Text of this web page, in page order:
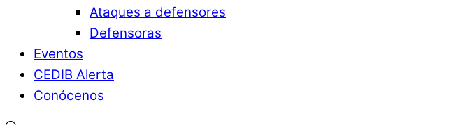
Ataques a defensores
Defensoras
Eventos
CEDIB Alerta
Conócenos